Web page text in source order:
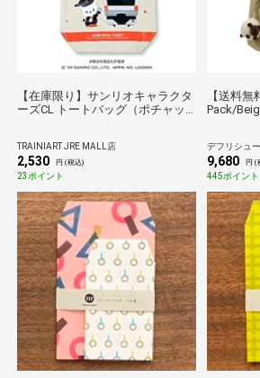
【在庫限り】サンリオキャラクタ
ーズCL トートバッグ（ポチャッ
TRAINIART JRE MALL店
2,530 円 (税込)
23ポイント
【送料無
Pack/
デフリシュ
9,680 円 (
445ポイント